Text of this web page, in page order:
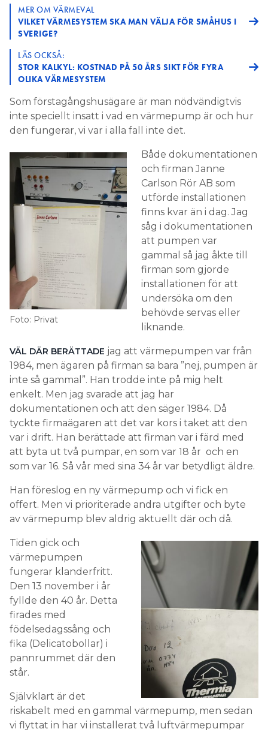
MER OM VÄRMEVAL
VILKET VÄRMESYSTEM SKA MAN VÄLJA FÖR SMÅHUS I
SVERIGE?
LÄS OCKSÅ:
STOR KALKYL: KOSTNAD PÅ 50 ÅRS SIKT FÖR FYRA
OLIKA VÄRMESYSTEM
Som förstagångshusägare är man nödvändigtvis
inte speciellt insatt i vad en värmepump är och hur
den fungerar, vi var i alla fall inte det.
Foto: Privat
Både dokumentationen
och firman Janne
Carlson Rör AB som
utförde installationen
finns kvar än i dag. Jag
såg i dokumentationen
att pumpen var
gammal så jag åkte till
firman som gjorde
installationen för att
undersöka om den
behövde servas eller
liknande.
VÄL DÄR BERÄTTADE jag att värmepumpen var från
1984, men ägaren på firman sa bara ”nej, pumpen är
inte så gammal”. Han trodde inte på mig helt
enkelt. Men jag svarade att jag har
dokumentationen och att den säger 1984. Då
tyckte firmaägaren att det var kors i taket att den
var i drift. Han berättade att firman var i färd med
att byta ut två pumpar, en som var 18 år och en
som var 16. Så vår med sina 34 år var betydligt äldre.
Han föreslog en ny värmepump och vi fick en
offert. Men vi prioriterade andra utgifter och byte
av värmepump blev aldrig aktuellt där och då.
Tiden gick och
värmepumpen
fungerar klanderfritt.
Den 13 november i år
fyllde den 40 år. Detta
firades med
födelsedagssång och
fika (Delicatobollar) i
pannrummet där den
står.
Självklart är det
riskabelt med en gammal värmepump, men sedan
vi flyttat in har vi installerat två luftvärmepumpar